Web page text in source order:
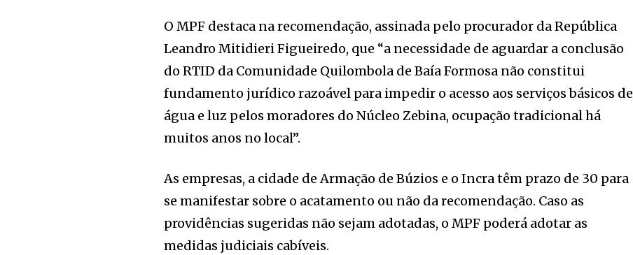
O MPF destaca na recomendação, assinada pelo procurador da República
Leandro Mitidieri Figueiredo, que “a necessidade de aguardar a conclusão
do RTID da Comunidade Quilombola de Baía Formosa não constitui
fundamento jurídico razoável para impedir o acesso aos serviços básicos de
água e luz pelos moradores do Núcleo Zebina, ocupação tradicional há
muitos anos no local”.
As empresas, a cidade de Armação de Búzios e o Incra têm prazo de 30 para
se manifestar sobre o acatamento ou não da recomendação. Caso as
providências sugeridas não sejam adotadas, o MPF poderá adotar as
medidas judiciais cabíveis.